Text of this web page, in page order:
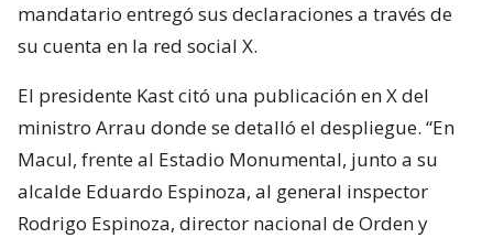
mandatario entregó sus declaraciones a través de
su cuenta en la red social X.
El presidente Kast citó una publicación en X del
ministro Arrau donde se detalló el despliegue. “En
Macul, frente al Estadio Monumental, junto a su
alcalde Eduardo Espinoza, al general inspector
Rodrigo Espinoza, director nacional de Orden y